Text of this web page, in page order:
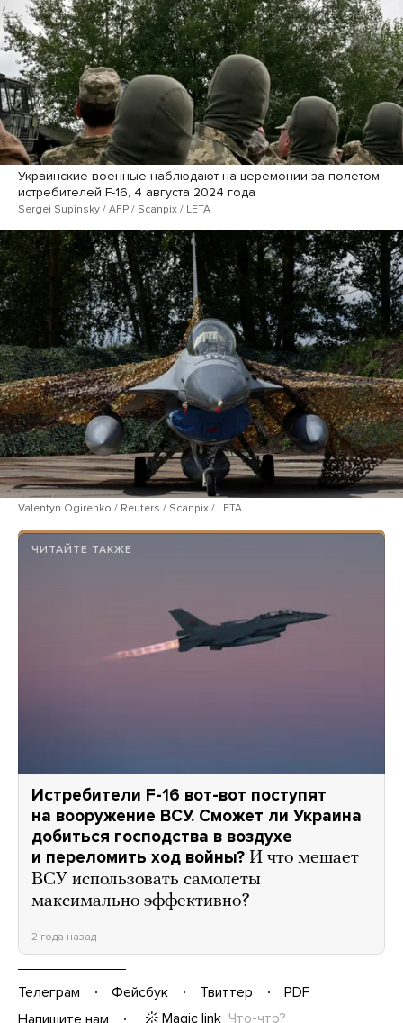
Украинские военные наблюдают на церемонии за полетом
истребителей F-16, 4 августа 2024 года
Sergei Supinsky / AFP / Scanpix / LETA
Valentyn Ogirenko / Reuters / Scanpix / LETA
ЧИТАЙТЕ ТАКЖЕ
Истребители F-16 вот-вот поступят
на вооружение ВСУ. Сможет ли Украина
добиться господства в воздухе
и переломить ход войны? И что мешает
ВСУ использовать самолеты
максимально эффективно?
2 года назад
Телеграм Фейсбук Твиттер
PDF
Напишите нам
Magic link Что-что?